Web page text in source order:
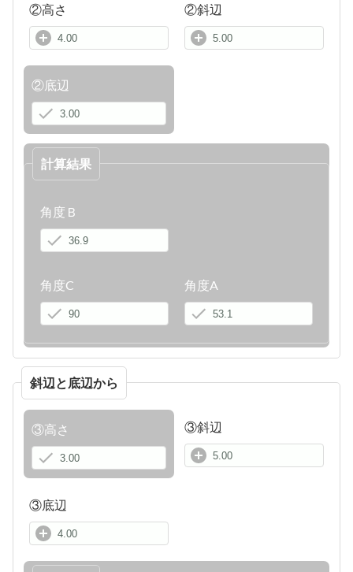
②高さ ②斜辺
②底辺
計算結果
角度Ｂ
角度C 角度A
斜辺と底辺から
③高さ ③斜辺
③底辺